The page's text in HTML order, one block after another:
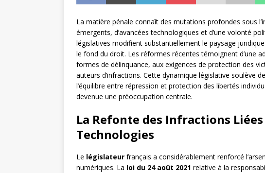
La matière pénale connaît des mutations profondes sous
émergents, d’avancées technologiques et d’une volonté
législatives modifient substantiellement le paysage
le fond du droit. Les réformes récentes témoignent d’une
formes de délinquance, aux exigences de protection des
auteurs d’infractions. Cette dynamique législative soulève
l’équilibre entre répression et protection des libertés
devenue une préoccupation centrale.
La Refonte des Infractions
Technologies
Le législateur français a considérablement renforcé
numériques. La loi du 24 août 2021 relative à la